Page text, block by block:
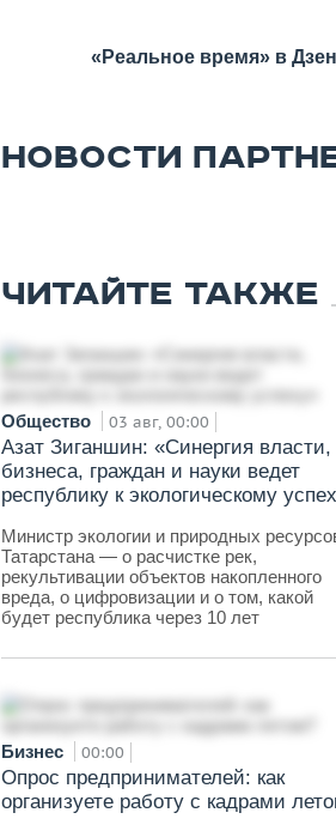
«Реальное время» в Дзен
НОВОСТИ
ЧИТАЙТЕ ТАКЖЕ
Общество 03 авг, 00:00
Азат Зиганшин: «Синергия власти,
бизнеса, граждан и науки ведет
республику к экологическому
Министр экологии и природных
Татарстана — о расчистке рек,
рекультивации объектов накопленного
вреда, о цифровизации и о том, какой
будет республика через 10 лет
Бизнес 00:00
Опрос предпринимателей: как
организуете работу с кадрами